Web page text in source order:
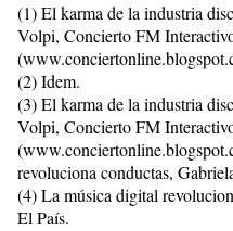
(1) El karma de la industria
Volpi, Concierto FM
(2) Idem.
(3) El karma de la industria
Volpi, Concierto FM
revoluciona conductas,
(4) La música digital
El País.